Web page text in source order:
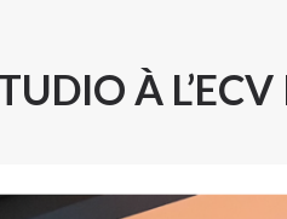
À L’ECV